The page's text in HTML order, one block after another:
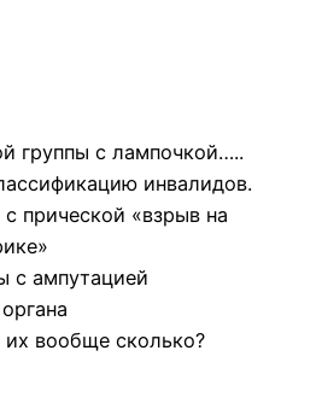
группы с лампочкой…..
инвалидов.
прической «взрыв на
с ампутацией
вообще сколько?